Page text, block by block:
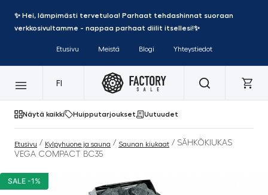
✨ Hei, lämpimästi tervetuloa! Parhaat tehdashinnat suoraan
verkkosivultamme - nappaa parhaat diilit itsellesi!✨
Etusivu Meistä Blogi Yhteystiedot
FI
Näytä kaikki Huipputarjoukset Uutuudet
Etusivu / Kylpyhuone ja sauna / Saunan kiukaat / SÄHKÖKIUKAS
VEGA COMPACT BC35
SALE -1%